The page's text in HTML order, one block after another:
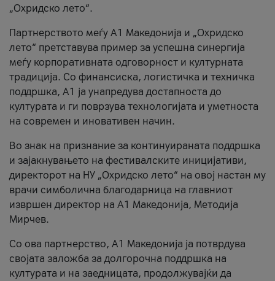
„Охридско лето“.
Партнерството меѓу A1 Македонија и „Охридско
лето“ претставува пример за успешна синергија
меѓу корпоративната одговорност и културната
традиција. Со финансиска, логистичка и техничка
поддршка, A1 ја унапредува достапноста до
културата и ги поврзува технологијата и уметноста
на современ и иновативен начин.
Во знак на признание за континуираната поддршка
и зајакнувањето на фестивалските иницијативи,
директорот на НУ „Охридско лето“ на овој настан му
врачи симболична благодарница на главниот
извршен директор на A1 Македонија, Методија
Мирчев.
Со ова партнерство, A1 Македонија ја потврдува
својата заложба за долгорочна поддршка на
културата и на заедницата, продолжувајќи да